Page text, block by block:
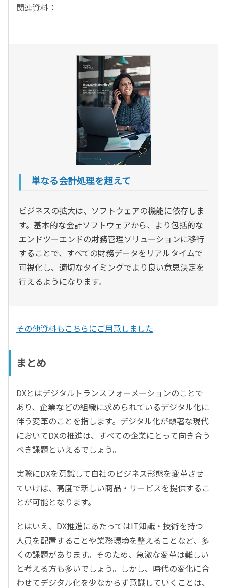
関連資料：
単なる会計処理を超えて
ビジネスの拡大は、ソフトウェアの機能に依存しま
す。基本的な会計ソフトウェアから、より包括的な
エンドツーエンドの財務管理ソリューションに移行
することで、すべての財務データをリアルタイムで
可視化し、適切なタイミングでより良い意思決定を
行えるようになります。
その他資料もこちらにご用意しました
まとめ
DXとはデジタルトランスフォーメーションのことで
あり、企業などの組織に求められているデジタル化に
伴う変革のことを指します。デジタル化が顕著な現代
においてDXの推進は、すべての企業にとって向き合う
べき課題といえるでしょう。
実際にDXを意識して自社のビジネス形態を変革させ
ていけば、高度で新しい商品・サービスを提供するこ
とが可能となります。
とはいえ、DX推進にあたってはIT知識・技術を持つ
人員を配置することや業務環境を整えることなど、多
くの課題があります。そのため、急激な変革は難しい
と考える方も多いでしょう。しかし、時代の変化に合
わせてデジタル化を少なからず意識していくことは、